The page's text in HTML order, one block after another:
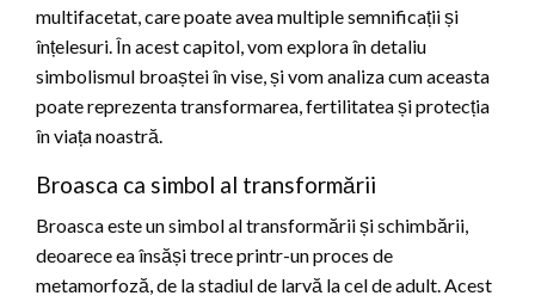
multifacetat, care poate avea multiple semnificații și
înțelesuri. În acest capitol, vom explora în detaliu
simbolismul broaștei în vise, și vom analiza cum aceasta
poate reprezenta transformarea, fertilitatea și protecția
în viața noastră.
Broasca ca simbol al transformării
Broasca este un simbol al transformării și schimbării,
deoarece ea însăși trece printr-un proces de
metamorfoză, de la stadiul de larvă la cel de adult. Acest